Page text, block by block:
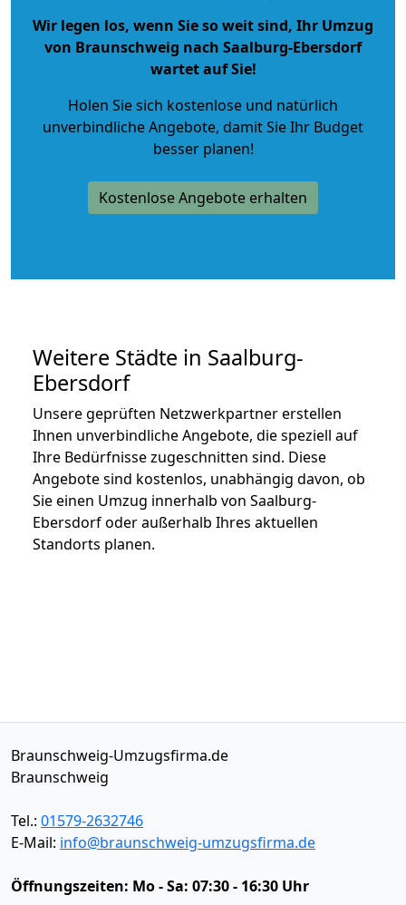
Wir legen los, wenn Sie so weit sind, Ihr Umzug
von Braunschweig nach Saalburg-Ebersdorf
wartet auf Sie!
Holen Sie sich kostenlose und natürlich
unverbindliche Angebote, damit Sie Ihr Budget
besser planen!
Kostenlose Angebote erhalten
Weitere Städte in Saalburg-
Ebersdorf
Unsere geprüften Netzwerkpartner erstellen
Ihnen unverbindliche Angebote, die speziell auf
Ihre Bedürfnisse zugeschnitten sind. Diese
Angebote sind kostenlos, unabhängig davon, ob
Sie einen Umzug innerhalb von Saalburg-
Ebersdorf oder außerhalb Ihres aktuellen
Standorts planen.
Braunschweig-Umzugsfirma.de
Braunschweig
Tel.: 01579-2632746
E-Mail: info@braunschweig-umzugsfirma.de
Öffnungszeiten: Mo - Sa: 07:30 - 16:30 Uhr